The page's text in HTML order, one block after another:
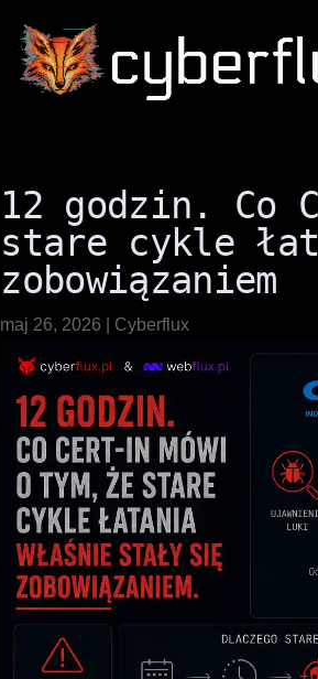
12 godzin. Co
stare cykle
zobowiązaniem
maj 26, 2026 Cyberflux